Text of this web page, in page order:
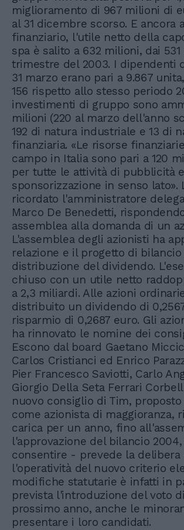
miglioramento di 967 milioni di
al 31 dicembre scorso. E ancora
finanziario, l'utile netto della
spa è salito a 632 milioni, dai
trimestre del 2003. I dipendenti
31 marzo erano pari a 9.867
156 rispetto allo stesso periodo
investimenti di gruppo sono
milioni (220 al marzo dell'anno
192 di natura industriale e 13 di
finanziaria. «Le risorse
campo in Italia sono pari a 120
per tutte le attività di pubblicità e
sponsorizzazione in senso lato».
ricordato l'amministratore
Marco De Benedetti,
assemblea alla domanda di un
L'assemblea degli azionisti ha
relazione e il progetto di
distribuzione del dividendo.
chiuso con un utile netto
a 2,3 miliardi. Alle azioni
distribuito un dividendo di
risparmio di 0,2687 euro. Gli
ha rinnovato le nomine dei
Escono dal board Gaetano
Carlos Cristianci ed Enrico
Pier Francesco Saviotti, Carlo
Giorgio Della Seta Ferrari
nuovo consiglio di Tim, proposto
come azionista di maggioranza,
carica per un anno, fino
l'approvazione del bilancio
consentire - prevede la delibera
l'operatività del nuovo criterio
modifiche statutarie è infatti in
prevista l'introduzione del voto
prossimo anno, anche le
presentare i loro candidati.